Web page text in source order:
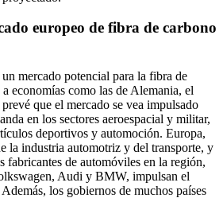
europeo de fibra de carbono
mercado potencial para la fibra de
economías como las de Alemania, el
que el mercado se vea impulsado
en los sectores aeroespacial y militar,
deportivos y automoción. Europa,
la industria automotriz y del transporte, y
fabricantes de automóviles en la región,
Audi y BMW, impulsan el
los gobiernos de muchos países